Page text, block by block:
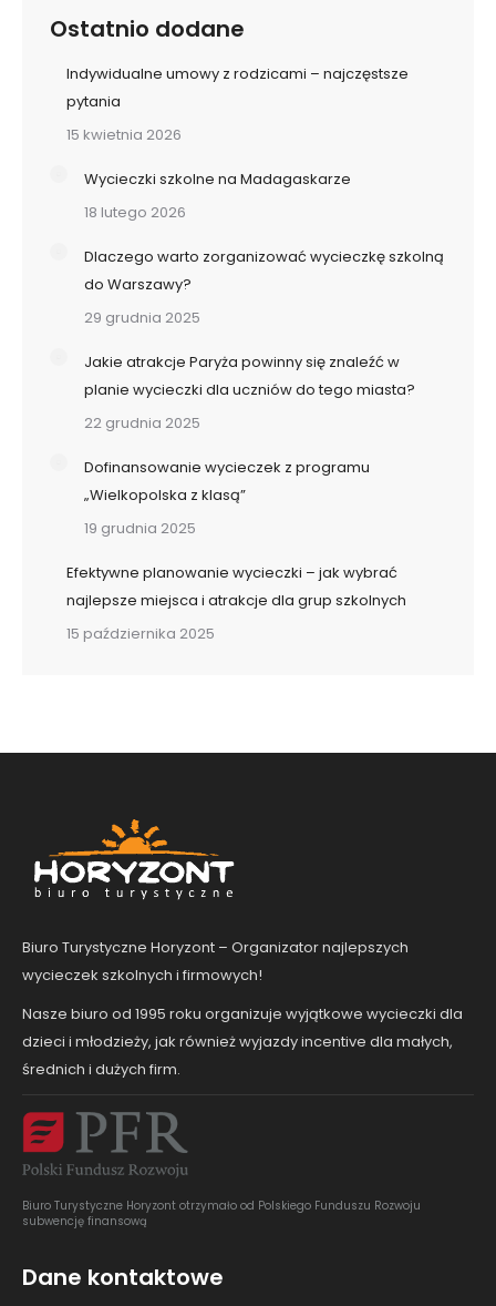
Ostatnio dodane
Indywidualne umowy z rodzicami – najczęstsze
pytania
15 kwietnia 2026
Wycieczki szkolne na Madagaskarze
18 lutego 2026
Dlaczego warto zorganizować wycieczkę szkolną
do Warszawy?
29 grudnia 2025
Jakie atrakcje Paryża powinny się znaleźć w
planie wycieczki dla uczniów do tego miasta?
22 grudnia 2025
Dofinansowanie wycieczek z programu
„Wielkopolska z klasą”
19 grudnia 2025
Efektywne planowanie wycieczki – jak wybrać
najlepsze miejsca i atrakcje dla grup szkolnych
15 października 2025
Biuro Turystyczne Horyzont – Organizator najlepszych
wycieczek szkolnych i firmowych!
Nasze biuro od 1995 roku organizuje wyjątkowe wycieczki dla
dzieci i młodzieży, jak również wyjazdy incentive dla małych,
średnich i dużych firm.
Biuro Turystyczne Horyzont otrzymało od Polskiego Funduszu Rozwoju
subwencję finansową
Dane kontaktowe